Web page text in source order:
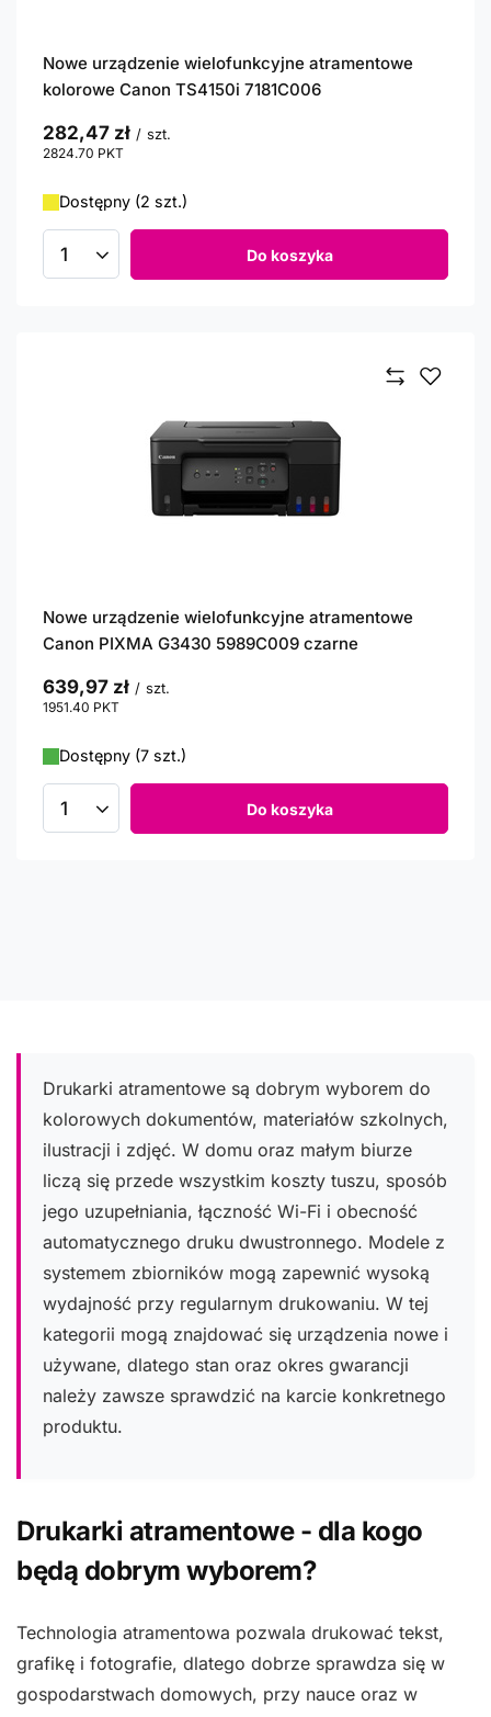
Nowe urządzenie wielofunkcyjne atramentowe
kolorowe Canon TS4150i 7181C006
282,47 zł / szt.
2824.70 PKT
Dostępny (2 szt.)
Ilość produktów Do koszyka
Nowe urządzenie wielofunkcyjne atramentowe
Canon PIXMA G3430 5989C009 czarne
639,97 zł / szt.
1951.40 PKT
Dostępny (7 szt.)
Ilość produktów Do koszyka
Drukarki atramentowe są dobrym wyborem do
kolorowych dokumentów, materiałów szkolnych,
ilustracji i zdjęć. W domu oraz małym biurze
liczą się przede wszystkim koszty tuszu, sposób
jego uzupełniania, łączność Wi-Fi i obecność
automatycznego druku dwustronnego. Modele z
systemem zbiorników mogą zapewnić wysoką
wydajność przy regularnym drukowaniu. W tej
kategorii mogą znajdować się urządzenia nowe i
używane, dlatego stan oraz okres gwarancji
należy zawsze sprawdzić na karcie konkretnego
produktu.
Drukarki atramentowe - dla kogo
będą dobrym wyborem?
Technologia atramentowa pozwala drukować tekst,
grafikę i fotografie, dlatego dobrze sprawdza się w
gospodarstwach domowych, przy nauce oraz w